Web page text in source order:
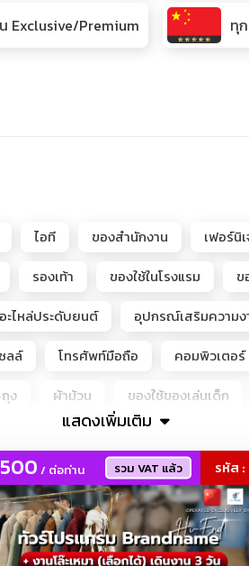
Exclusive/Premium ทุ
ไอที ของสำนักงาน เฟอร์นิ
รองเท้า ของใช้ในโรงแรม ข
อะไหล่ประดับยนต์ อุปกรณ์เสริมความง
ลล์ โทรศัพท์มือถือ คอมพิวเตอร์
ง
ผ้าม้วน ของใช้ของเล่นเด็ก
CVD-เพชรโมซาไนต์-โมอีส+เพชรจิว
ชุดกีฬาและชุดลำลอง ขนสัตว์ หนัง ขนเ
ละผ้าสิ่งทอ รองเท้า กระเป๋าและกระเป๋า อาห
แสดงเพิ่มเติม
/ ต่อท่าน รวม VAT แล้ว รหัส